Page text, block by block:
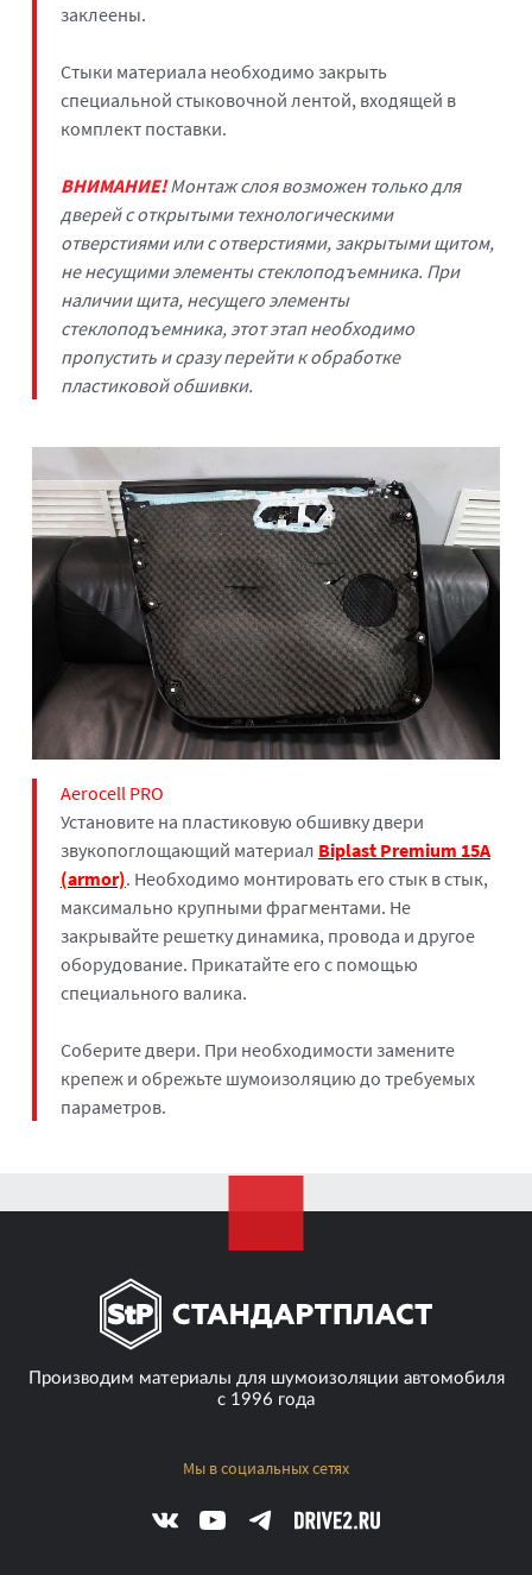
заклеены.
Стыки материала необходимо закрыть
специальной стыковочной лентой, входящей в
комплект поставки.
ВНИМАНИЕ!Монтаж слоя возможен только для
дверей с открытыми технологическими
отверстиями или с отверстиями, закрытыми щитом,
не несущими элементы стеклоподъемника. При
наличии щита, несущего элементы
стеклоподъемника, этот этап необходимо
пропустить и сразу перейти к обработке
пластиковой обшивки.
Aerocell PRO
Установите на пластиковую обшивку двери
звукопоглощающий материал Biplast Premium 15A
(armor). Необходимо монтировать его стык в стык,
максимально крупными фрагментами. Не
закрывайте решетку динамика, провода и другое
оборудование. Прикатайте его с помощью
специального валика.
Соберите двери. При необходимости замените
крепеж и обрежьте шумоизоляцию до требуемых
параметров.
Производим материалы для шумоизоляции автомобиля
с 1996 года
Мы в социальных сетях